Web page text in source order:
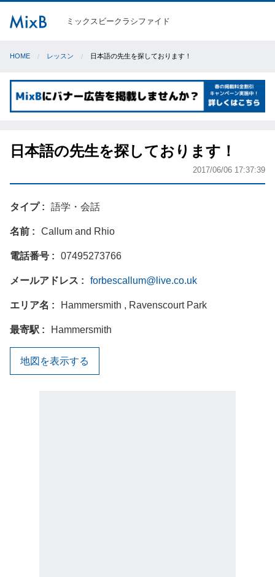
ミックスビークラシファイド
HOME レッスン 日本語の先生を探しております！
日本語の先生を探しております！
2017/06/06 17:37:39
タイプ 語学・会話
名前 Callum and Rhio
電話番号 07495273766
メールアドレス forbescallum@live.co.uk
エリア名 Hammersmith , Ravenscourt Park
最寄駅 Hammersmith
地図を表示する